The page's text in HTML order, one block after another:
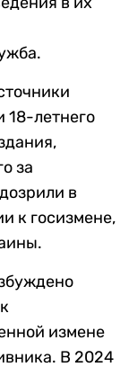
18-летнего
за
в
к госизмене,
измене
В 2024